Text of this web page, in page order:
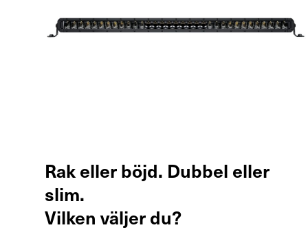
Rak eller böjd. Dubbel eller
slim.
Vilken väljer du?